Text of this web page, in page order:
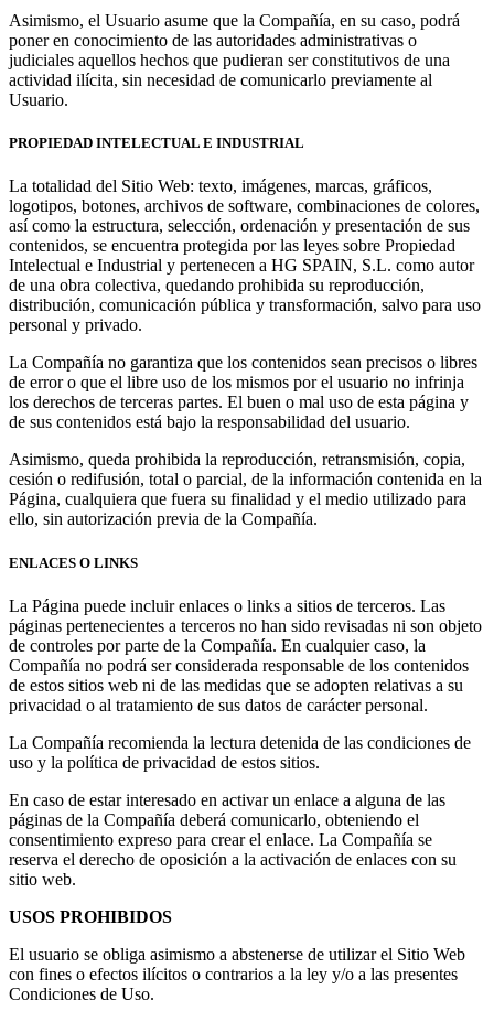
Asimismo, el Usuario asume que la Compañía, en su caso, podrá
poner en conocimiento de las autoridades administrativas o
judiciales aquellos hechos que pudieran ser constitutivos de una
actividad ilícita, sin necesidad de comunicarlo previamente al
Usuario.
PROPIEDAD INTELECTUAL E INDUSTRIAL
La totalidad del Sitio Web: texto, imágenes, marcas, gráficos,
logotipos, botones, archivos de software, combinaciones de colores,
así como la estructura, selección, ordenación y presentación de sus
contenidos, se encuentra protegida por las leyes sobre Propiedad
Intelectual e Industrial y pertenecen a HG SPAIN, S.L. como autor
de una obra colectiva, quedando prohibida su reproducción,
distribución, comunicación pública y transformación, salvo para uso
personal y privado.
La Compañía no garantiza que los contenidos sean precisos o libres
de error o que el libre uso de los mismos por el usuario no infrinja
los derechos de terceras partes. El buen o mal uso de esta página y
de sus contenidos está bajo la responsabilidad del usuario.
Asimismo, queda prohibida la reproducción, retransmisión, copia,
cesión o redifusión, total o parcial, de la información contenida en la
Página, cualquiera que fuera su finalidad y el medio utilizado para
ello, sin autorización previa de la Compañía.
ENLACES O LINKS
La Página puede incluir enlaces o links a sitios de terceros. Las
páginas pertenecientes a terceros no han sido revisadas ni son objeto
de controles por parte de la Compañía. En cualquier caso, la
Compañía no podrá ser considerada responsable de los contenidos
de estos sitios web ni de las medidas que se adopten relativas a su
privacidad o al tratamiento de sus datos de carácter personal.
La Compañía recomienda la lectura detenida de las condiciones de
uso y la política de privacidad de estos sitios.
En caso de estar interesado en activar un enlace a alguna de las
páginas de la Compañía deberá comunicarlo, obteniendo el
consentimiento expreso para crear el enlace. La Compañía se
reserva el derecho de oposición a la activación de enlaces con su
sitio web.
USOS PROHIBIDOS
El usuario se obliga asimismo a abstenerse de utilizar el Sitio Web
con fines o efectos ilícitos o contrarios a la ley y/o a las presentes
Condiciones de Uso.